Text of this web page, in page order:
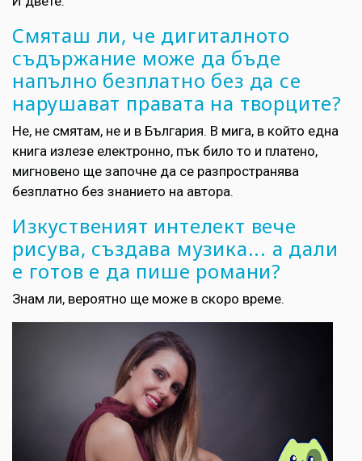
Смяташ ли, че дигиталното
съдържание може да бъде
напълно безплатно без да се
нарушават правата на творците?
Не, не смятам, не и в България. В мига, в който една
книга излезе електронно, пък било то и платено,
мигновено ще започне да се разпространява
безплатно без знанието на автора.
Изкуственият интелект вече
рисува, създава музика... а дали
е готов е да пише романи?
Знам ли, вероятно ще може в скоро време.